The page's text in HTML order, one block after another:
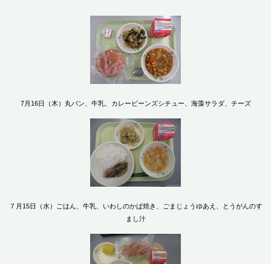
7月16日（木）丸パン、牛乳、カレービーンズシチュー、海藻サラダ、チーズ
７月15日（水）ごはん、牛乳、いわしのかば焼き、ごまじょうゆあえ、とうがんのす
まし汁